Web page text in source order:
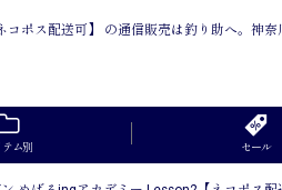
コポス配送可】 の通信販売は釣り助へ。神
テム別 セール